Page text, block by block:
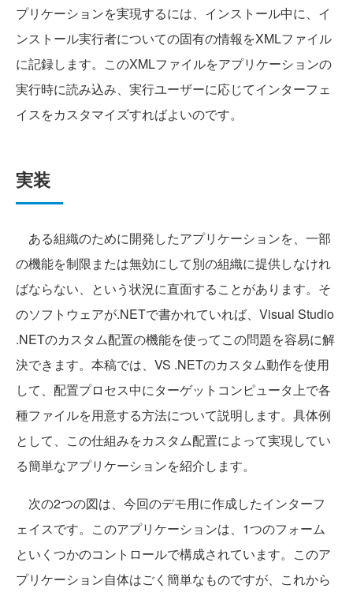
プリケーションを実現するには、インストール中に、イ
ンストール実行者についての固有の情報をXMLファイル
に記録します。このXMLファイルをアプリケーションの
実行時に読み込み、実行ユーザーに応じてインターフェ
イスをカスタマイズすればよいのです。
実装
ある組織のために開発したアプリケーションを、一部
の機能を制限または無効にして別の組織に提供しなけれ
ばならない、という状況に直面することがあります。そ
のソフトウェアが.NETで書かれていれば、Visual Studio
.NETのカスタム配置の機能を使ってこの問題を容易に解
決できます。本稿では、VS .NETのカスタム動作を使用
して、配置プロセス中にターゲットコンピュータ上で各
種ファイルを用意する方法について説明します。具体例
として、この仕組みをカスタム配置によって実現してい
る簡単なアプリケーションを紹介します。
次の2つの図は、今回のデモ用に作成したインターフ
ェイスです。このアプリケーションは、1つのフォーム
といくつかのコントロールで構成されています。このア
プリケーション自体はごく簡単なものですが、これから